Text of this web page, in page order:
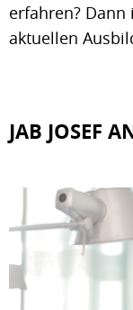
erfahren?
aktuellen
JAB JOSEF